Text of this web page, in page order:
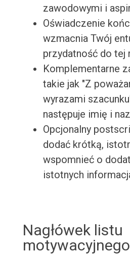
zawodowymi i
Oświadczenie
wzmacnia Twój
przydatność do tej
Komplementarne
takie jak "Z
wyrazami
następuje imię i
Opcjonalny
dodać krótką,
wspomnieć o
istotnych
Nagłówek listu
motywacyjnego